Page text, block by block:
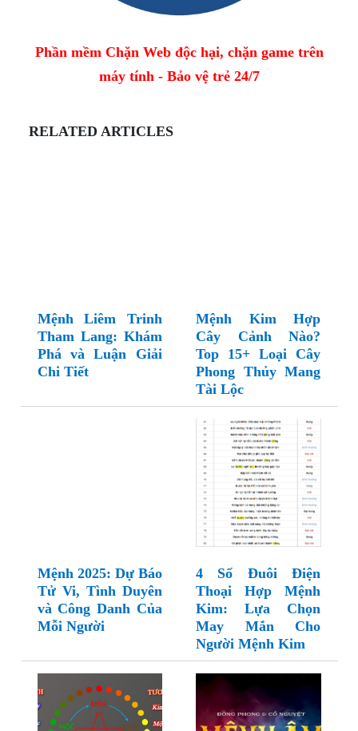
Phần mềm Chặn Web độc hại, chặn game trên
máy tính - Bảo vệ trẻ 24/7
RELATED ARTICLES
Mệnh Liêm Trinh
Tham Lang: Khám
Phá và Luận Giải
Chi Tiết
Mệnh Kim Hợp
Cây Cảnh Nào?
Top 15+ Loại Cây
Phong Thủy Mang
Tài Lộc
Mệnh 2025: Dự Báo
Tử Vi, Tình Duyên
và Công Danh Của
Mỗi Người
4 Số Đuôi Điện
Thoại Hợp Mệnh
Kim: Lựa Chọn
May Mắn Cho
Người Mệnh Kim